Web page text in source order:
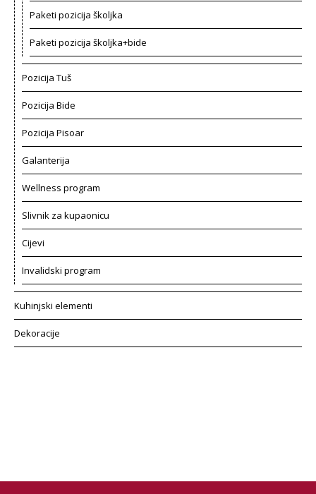
Paketi pozicija školjka
Paketi pozicija školjka+bide
Pozicija Tuš
Pozicija Bide
Pozicija Pisoar
Galanterija
Wellness program
Slivnik za kupaonicu
Cijevi
Invalidski program
Kuhinjski elementi
Dekoracije